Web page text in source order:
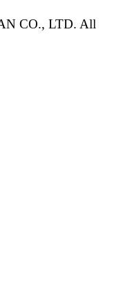
CO., LTD. All